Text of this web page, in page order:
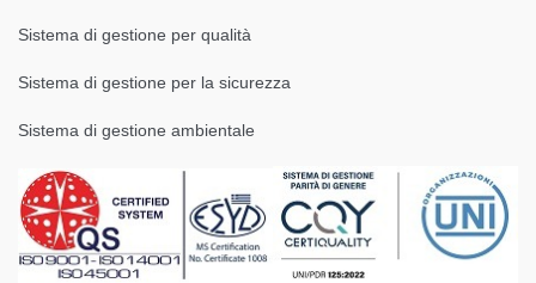
Sistema di gestione per qualità
Sistema di gestione per la sicurezza
Sistema di gestione ambientale